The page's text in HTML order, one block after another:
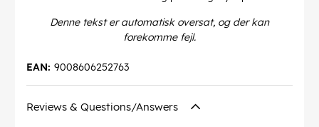
Denne tekst er automatisk oversat, og der kan
forekomme fejl.
9008606252763
EAN:
Reviews & Questions/Answers